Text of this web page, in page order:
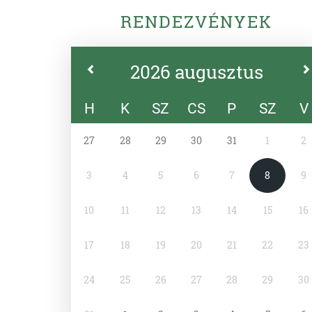
RENDEZVÉNYEK
2026 augusztus
H K SZ CS P SZ V
27 28 29 30 31 1 2
3 4 5 6 7 8 9
10 11 12 13 14 15 16
17 18 19 20 21 22 23
24 25 26 27 28 29 30